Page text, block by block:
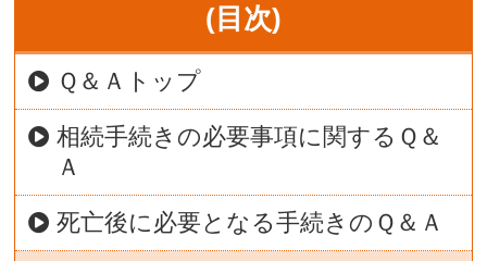
(目次)
Ｑ＆Ａトップ
相続手続きの必要事項に関するＱ＆
Ａ
死亡後に必要となる手続きのＱ＆Ａ